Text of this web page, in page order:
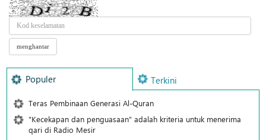
Populer Terkini
Teras Pembinaan Generasi Al-Quran
"Kecekapan dan penguasaan" adalah kriteria untuk menerima
qari di Radio Mesir